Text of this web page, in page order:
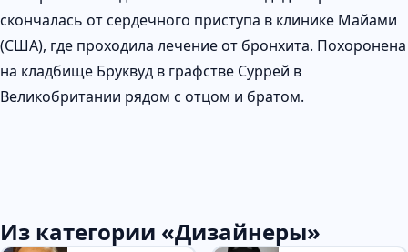
скончалась от сердечного приступа в клинике Майами
(США), где проходила лечение от бронхита. Похоронена
на кладбище Бруквуд в графстве Суррей в
Великобритании рядом с отцом и братом.
Из категории «Дизайнеры»